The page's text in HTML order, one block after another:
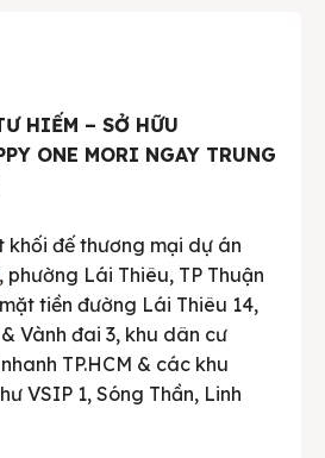
HIẾM – SỞ HỮU
ONE MORI NGAY TRUNG
khối đế thương mại dự án
, phường Lái Thiêu, TP Thuận
tiền đường Lái Thiêu 14,
Vành đai 3, khu dân cư
TP.HCM & các khu
VSIP 1, Sóng Thần, Linh